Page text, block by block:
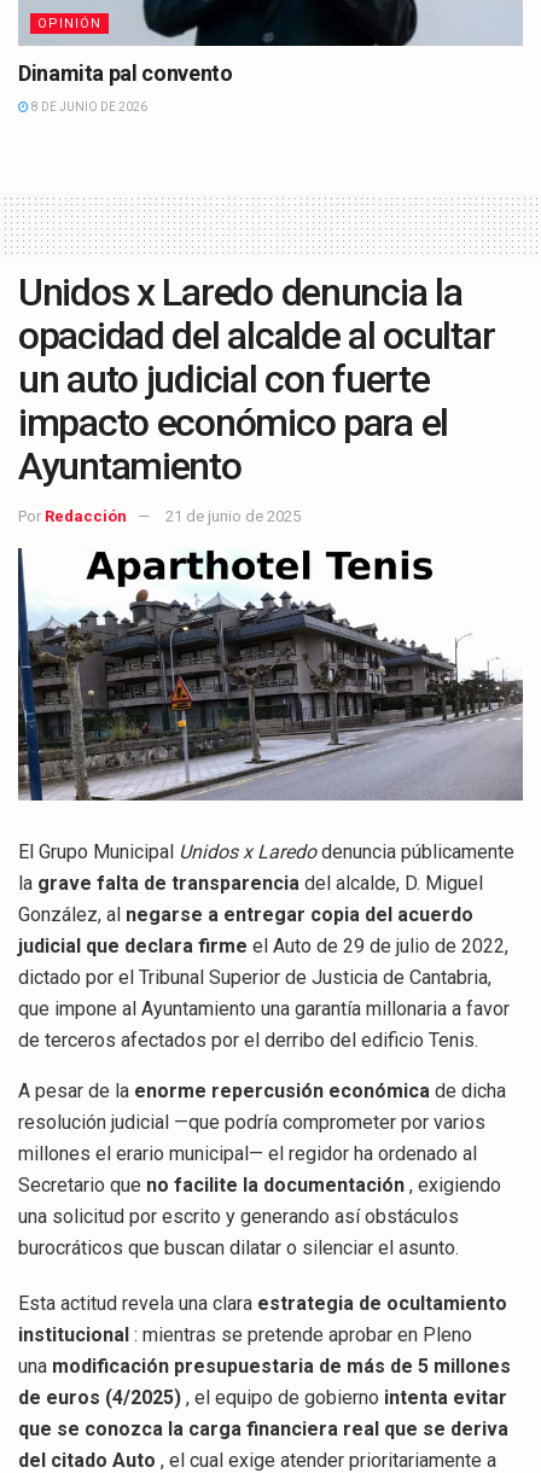
OPINIÓN
Dinamita pal convento
8 DE JUNIO DE 2026
Unidos x Laredo denuncia la
opacidad del alcalde al ocultar
un auto judicial con fuerte
impacto económico para el
Ayuntamiento
Por Redacción 21 de junio de 2025
El Grupo Municipal Unidos x Laredodenuncia públicamente
la grave falta de transparencia del alcalde, D. Miguel
González, al negarse a entregar copia del acuerdo
judicial que declara firme el Auto de 29 de julio de 2022,
dictado por el Tribunal Superior de Justicia de Cantabria,
que impone al Ayuntamiento una garantía millonaria a favor
de terceros afectados por el derribo del edificio Tenis.
A pesar de la enorme repercusión económica de dicha
resolución judicial —que podría comprometer por varios
millones el erario municipal— el regidor ha ordenado al
Secretario que no facilite la documentación , exigiendo
una solicitud por escrito y generando así obstáculos
burocráticos que buscan dilatar o silenciar el asunto.
Esta actitud revela una clara estrategia de ocultamiento
institucional : mientras se pretende aprobar en Pleno
una modificación presupuestaria de más de 5 millones
de euros (4/2025) , el equipo de gobierno intenta evitar
que se conozca la carga financiera real que se deriva
del citado Auto , el cual exige atender prioritariamente a